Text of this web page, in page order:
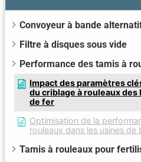
Convoyeur à bande
Filtre à disques sous vide
Performance des tamis à
Impact des paramètres
du criblage à rouleaux
de fer
Optimisation de la
rouleaux dans les usines de
Tamis à rouleaux pour